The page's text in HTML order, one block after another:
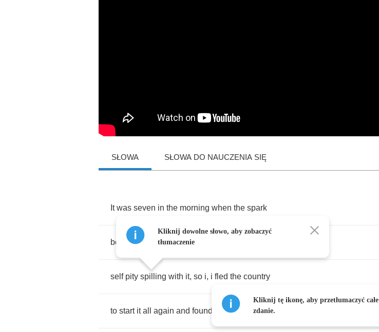
SŁOWA SŁOWA DO NAUCZENIA SIĘ
It was seven in the morning when the spark
began to give.the bath
self pity spilling with it, so i, i fled the country
to start it all again and found myself paris in
Kliknij dowolne słowo, aby zobaczyć
tłumaczenie
Kliknij tę ikonę, aby przetłumaczyć całe
zdanie.